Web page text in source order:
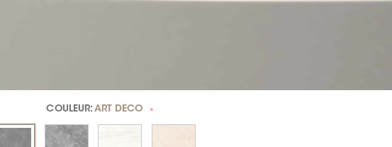
COULEUR:ART DECO *